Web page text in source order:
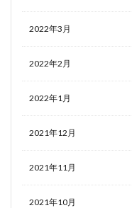
2022年3月
2022年2月
2022年1月
2021年12月
2021年11月
2021年10月